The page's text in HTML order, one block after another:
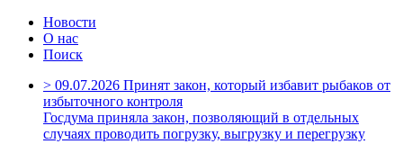
Новости
О нас
Поиск
> 09.07.2026 Принят закон, который избавит рыбаков от
избыточного контроля
Госдума приняла закон, позволяющий в отдельных
случаях проводить погрузку, выгрузку и перегрузку